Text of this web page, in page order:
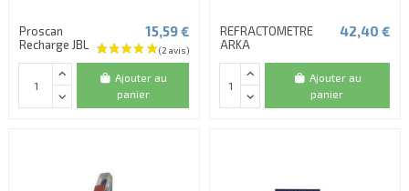
Proscan
Recharge JBL
15,59 €
Ajouter au
panier
REFRACTOMETRE
ARKA
42,40 €
Ajouter au
panier